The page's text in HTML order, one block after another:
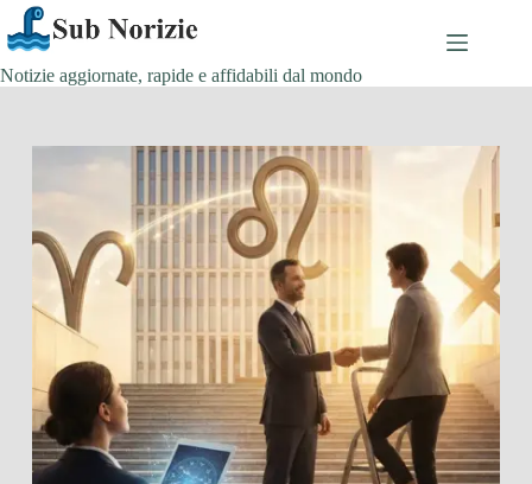
Salta
al
contenuto
Notizie aggiornate, rapide e affidabili dal mondo